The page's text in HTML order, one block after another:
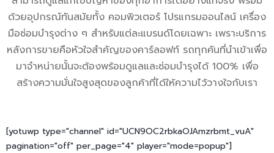
ด้วยอุปกรณ์ทันสมัยทั้ง คอมพิวเตอร์ โปรแกรมออนไลน์ เครื่อง
มือซ่อมบำรุงต่าง ๆ สำหรับแต่ละแบรนด์โดยเฉพาะ เพราะบริการ
หลังการขายคือหัวใจสำคัญของคาร์ลอฟท์ รถทุกคันที่นำเข้าเพื่อ
มาจำหน่ายนั้นจะต้องพร้อมดูแลและซ่อมบำรุงได้ 100% เพื่อ
สร้างความมั่นใจสูงสุดของลูกค้าที่ได้ให้ความไว้วางใจกับเรา
[yotuwp type="channel" id="UCN9OC2rbkaOJAmzrbmt_vuA"
pagination="off" per_page="4" player="mode=popup"]